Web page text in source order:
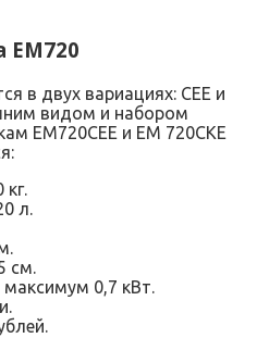
в двух вариациях: CEE и
видом и набором
EM720СЕЕ и ЕМ 720CKE
л.
см.
0,7 кВт.